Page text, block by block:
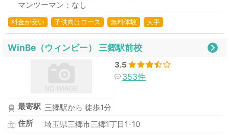
マンツーマン：なし
料金が安い 子供向けコース 無料体験 大手
WinBe（ウィンビー） 三郷駅前校
3.5
353件
最寄駅 三郷駅から 徒歩1分
住所
埼玉県三郷市三郷1丁目1-10